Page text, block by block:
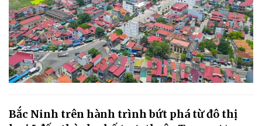
Bắc Ninh trên hành trình bứt phá từ đô thị